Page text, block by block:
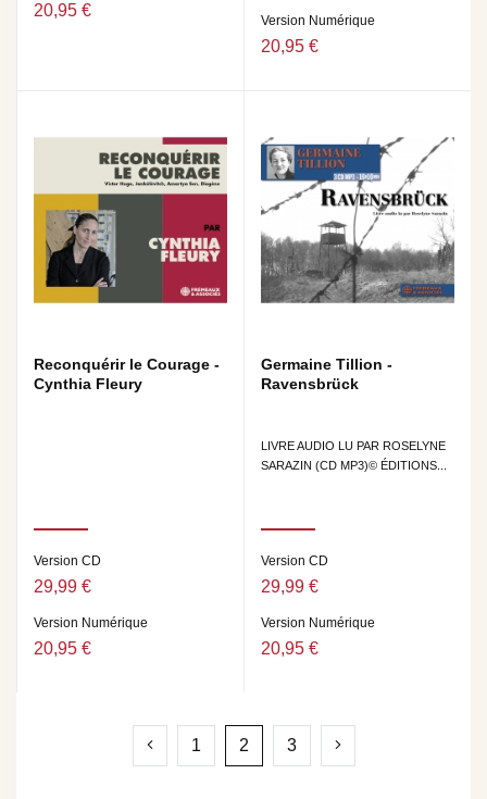
20,95 €
Version Numérique
20,95 €
Reconquérir le Courage -
Cynthia Fleury
Version CD
29,99 €
Version Numérique
20,95 €
Germaine Tillion -
Ravensbrück
LIVRE AUDIO LU PAR ROSELYNE
SARAZIN (CD MP3)© ÉDITIONS...
Version CD
29,99 €
Version Numérique
20,95 €
1 2 3